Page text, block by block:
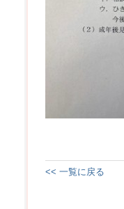
<< 一覧に戻る